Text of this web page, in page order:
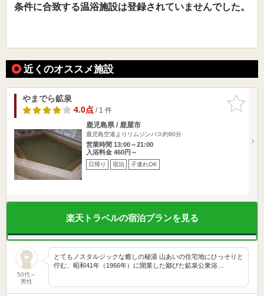
条件に合致する温浴施設は登録されていませんでした。
近くのオススメ施設
お気に入
りに追加
やまでら鉱泉
4.0点/ 1 件
鹿児島県 / 鹿屋市
鹿児島空港よりリムジンバス約90分
営業時間 13:00～21:00
入浴料金 460円～
日帰り 宿泊 子連れOK
楽天トラベルの宿泊プランを見る
50代～
男性
とてもノスタルジックな癒しの秘湯 山あいの住宅地にひっそりと
佇む、昭和41年（1966年）に開業した鄙びた鉱泉公衆浴…